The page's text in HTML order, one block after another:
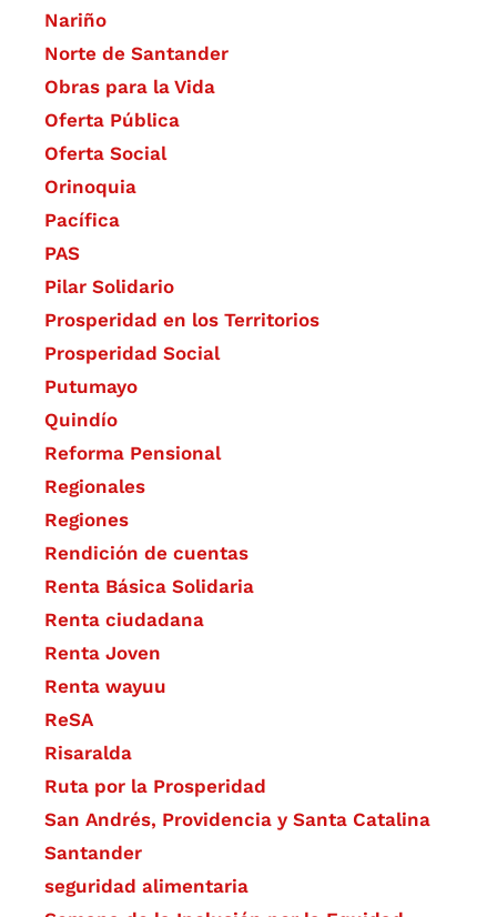
Nariño
Norte de Santander
Obras para la Vida
Oferta Pública
Oferta Social​​
Orinoquia
Pacífica
PAS
Pilar Solidario
Prosperidad en los Territorios
Prosperidad Social
Putumayo
Quindío
Reforma Pensional
Regionales
Regiones
Rendición de cuentas
Renta Básica Solidaria
Renta ciudadana
Renta Joven
Renta wayuu
ReSA
Risaralda
Ruta por la Prosperidad
San Andrés, Providencia y Santa Catalina
Santander
seguridad alimentaria